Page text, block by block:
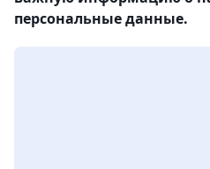
персональные данные.